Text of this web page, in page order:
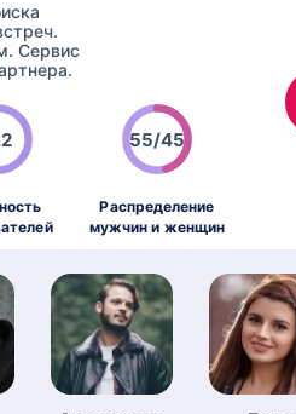
Сервис
55/45
Распределение
мужчин и женщин